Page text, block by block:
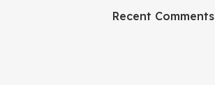
Recent Comments